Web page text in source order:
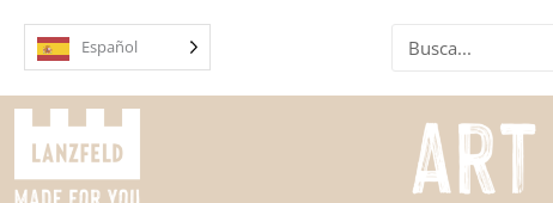
Español
Buscar